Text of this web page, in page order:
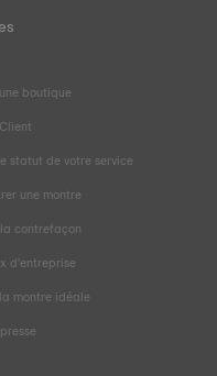
boutique
statut de votre service
une montre
contrefaçon
d'entreprise
montre idéale